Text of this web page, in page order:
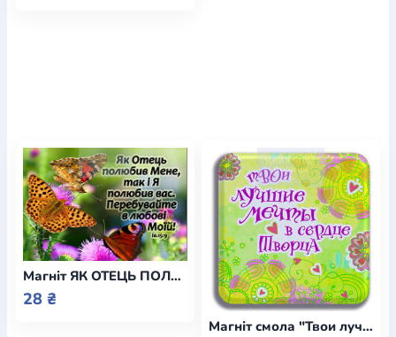
Магніт ЯК ОТЕЦЬ ПОЛЮБИВ МЕНЕ, ТАК І Я ПОЛЮБИВ ВАС / Еммаус
28 ₴
Магніт смола "Твои лучшие мечты в сердце Творца" (Світло Пікчерз)